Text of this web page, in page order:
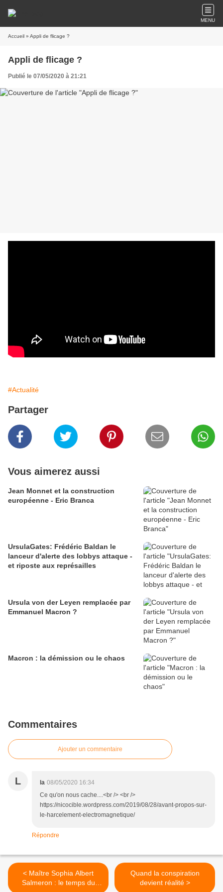
MENU
Accueil » Appli de flicage ?
Appli de flicage ?
Publié le 07/05/2020 à 21:21
#Actualité
Partager
Vous aimerez aussi
Jean Monnet et la construction
européenne - Eric Branca
UrsulaGates: Frédéric Baldan le
lanceur d'alerte des lobbys attaque -
et riposte aux représailles
Ursula von der Leyen remplacée par
Emmanuel Macron ?
Macron : la démission ou le chaos
Commentaires
Ajouter un commentaire
L la 08/05/2020 16:34
Ce qu'on nous cache....<br /> <br />
https://nicocible.wordpress.com/2019/08/28/avant-propos-sur-
le-harcelement-electromagnetique/
Répondre
< Maître Sophia Albert
Salmeron : le temps du
Quand la conspiration
devient réalité >